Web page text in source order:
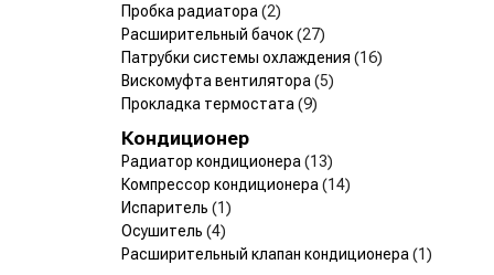
Пробка радиатора (2)
Расширительный бачок(27)
Патрубки системы охлаждения (16)
Вискомуфта вентилятора (5)
Прокладка термостата (9)
Кондиционер
Радиатор кондиционера (13)
Компрессор кондиционера (14)
Испаритель (1)
Осушитель (4)
Расширительный клапан кондиционера (1)